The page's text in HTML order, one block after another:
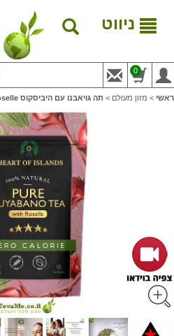
ניווט
0
ראשי > מזון מעולם > תה גויאבנו עם היביסקוס Guyabano Tea with Roselle